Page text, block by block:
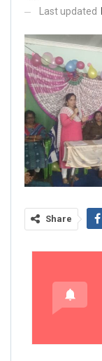
Last updated
Share